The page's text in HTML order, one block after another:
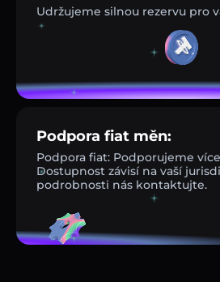
Udržujeme silnou rezervu pro
Podpora fiat měn:
Podpora fiat: Podporujeme
Dostupnost závisí na vaší
podrobnosti nás kontaktujte.